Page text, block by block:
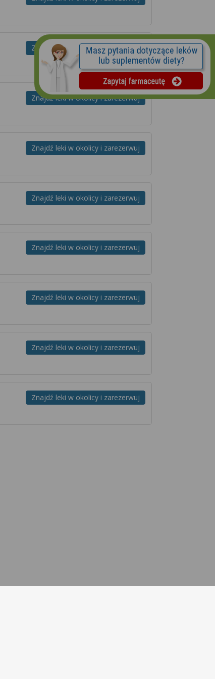
Znajdź leki w okolicy i zarezerwuj
Znajdź leki w okolicy i zarezerwuj
Znajdź leki w okolicy i zarezerwuj
Znajdź leki w okolicy i zarezerwuj
Znajdź leki w okolicy i zarezerwuj
Znajdź leki w okolicy i zarezerwuj
Znajdź leki w okolicy i zarezerwuj
Znajdź leki w okolicy i zarezerwuj